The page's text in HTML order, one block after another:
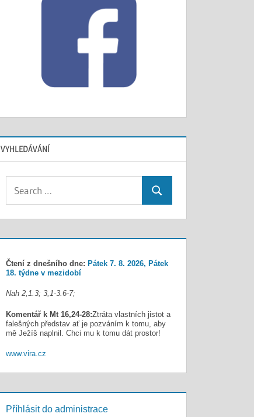
VYHLEDÁVÁNÍ
Search
Čtení z dnešního dne:Pátek 7. 8. 2026, Pátek
18. týdne v mezidobí
Nah 2,1.3; 3,1-3.6-7;
Komentář k Mt 16,24-28:Ztráta vlastních jistot a
falešných představ ať je pozváním k tomu, aby
mě Ježíš naplnil. Chci mu k tomu dát prostor!
www.vira.cz
Příhlásit do administrace